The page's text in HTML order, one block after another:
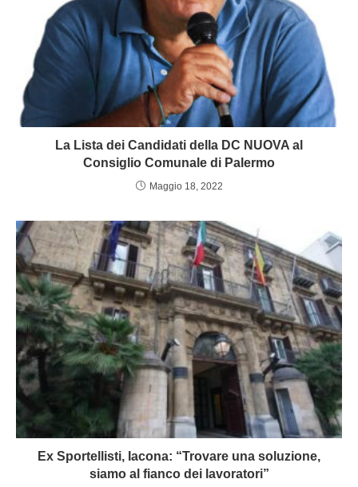
La Lista dei Candidati della DC NUOVA al
Consiglio Comunale di Palermo
Maggio 18, 2022
Ex Sportellisti, Iacona: “Trovare una soluzione,
siamo al fianco dei lavoratori”